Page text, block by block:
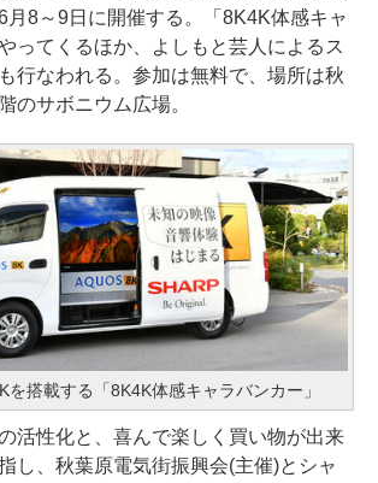
月8～9日に開催する。「8K4K体感キャ
ってくるほか、よしもと芸人によるス
行なわれる。参加は無料で、場所は秋
のサボニウム広場。
を搭載する「8K4K体感キャラバンカー」
活性化と、喜んで楽しく買い物が出来
し、秋葉原電気街振興会(主催)とシャ